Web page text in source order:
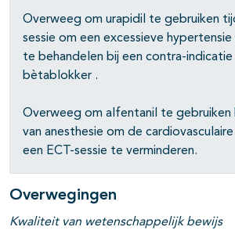
Overweeg om urapidil te gebruiken
sessie om een excessieve
te behandelen bij een contra-
bètablokker .
Overweeg om alfentanil te gebruiken
van anesthesie om de
een ECT-sessie te verminderen.
Overwegingen
Kwaliteit van wetenschappelijk bewijs